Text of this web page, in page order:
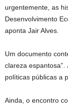
urgentemente, as
Desenvolvimento
aponta Jair Alves.
Um documento
clareza
políticas públicas a
Ainda, o encontro